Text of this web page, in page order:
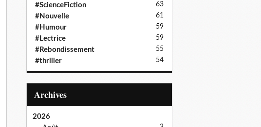
#ScienceFiction 63
#Nouvelle 61
#Humour 59
#Lectrice 59
#Rebondissement 55
#thriller 54
Archives
2026